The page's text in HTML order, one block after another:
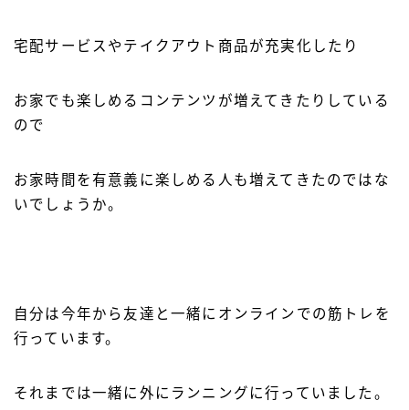
宅配サービスやテイクアウト商品が充実化したり
お家でも楽しめるコンテンツが増えてきたりしている
ので
お家時間を有意義に楽しめる人も増えてきたのではな
いでしょうか。
自分は今年から友達と一緒にオンラインでの筋トレを
行っています。
それまでは一緒に外にランニングに行っていました。